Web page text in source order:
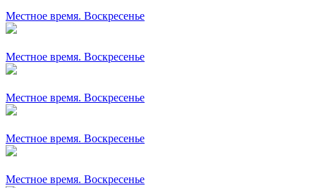
Местное время. Воскресенье
Местное время. Воскресенье
Местное время. Воскресенье
Местное время. Воскресенье
Местное время. Воскресенье